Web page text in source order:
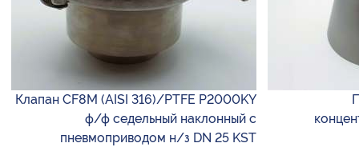
Клапан CF8M (AISI 316)/PTFE P2000KY
ф/ф седельный наклонный с
пневмоприводом н/з DN 25 KST